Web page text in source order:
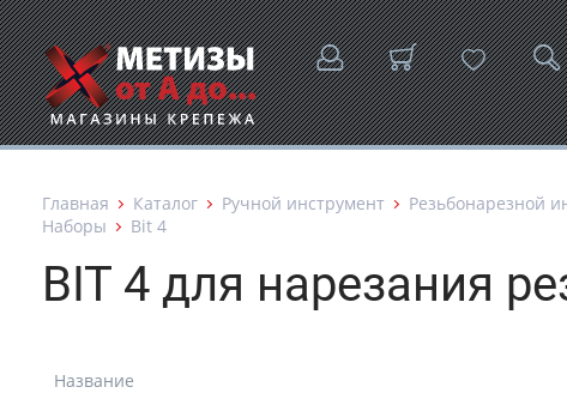
Главная Каталог Ручной инструмент Резьбонарезной
Наборы
Bit 4
BIT 4 для нарезания
Название